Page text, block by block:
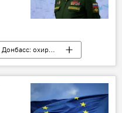
Амалиёти вижаи Русия барои ҳимояи Донбасс: охирин хабарҳо
чархбол
Украина